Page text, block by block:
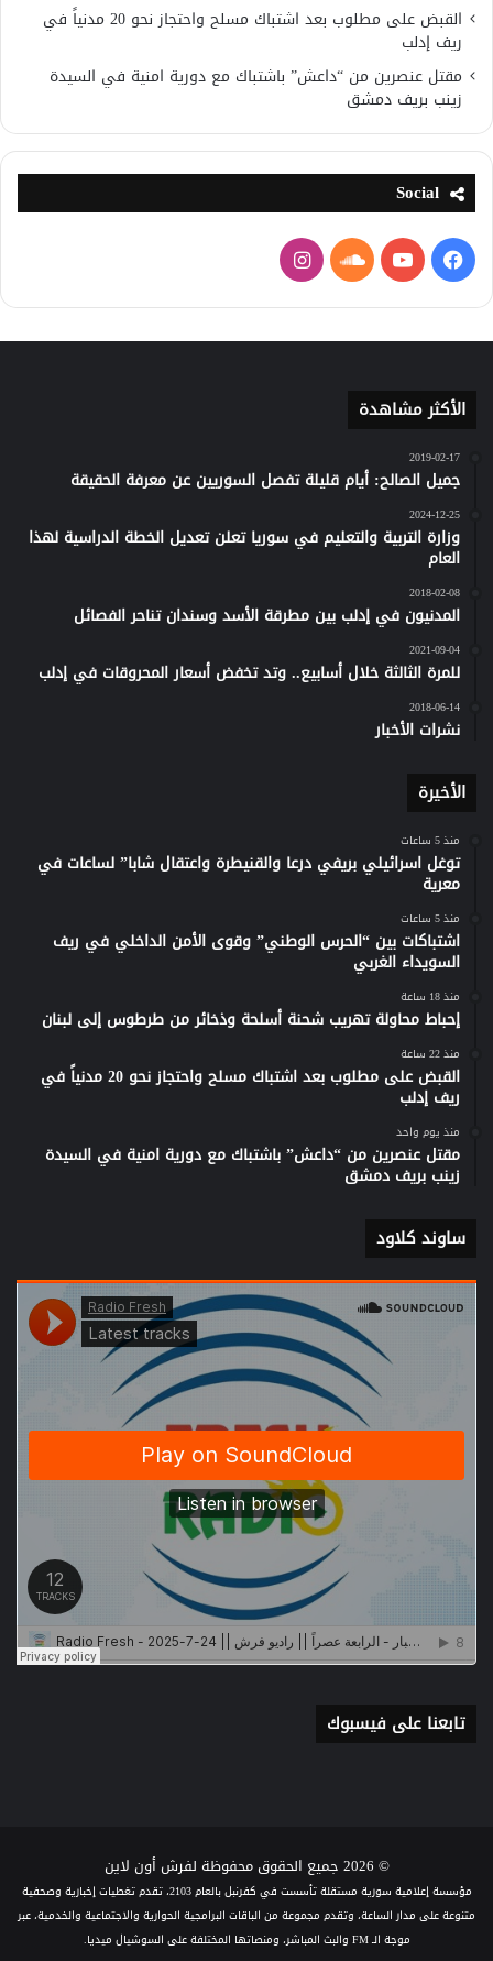
القبض على مطلوب بعد اشتباك مسلح واحتجاز نحو 20 مدنياً في
ريف إدلب
مقتل عنصرين من “داعش” باشتباك مع دورية امنية في السيدة
زينب بريف دمشق
Social
فيسبوكيوتيوبساوند
كلاود
انستقرام
الأكثر مشاهدة
2019-02-17
جميل الصالح: أيام قليلة تفصل السوريين عن معرفة الحقيقة
2024-12-25
وزارة التربية والتعليم في سوريا تعلن تعديل الخطة الدراسية لهذا
العام
2018-02-08
المدنيون في إدلب بين مطرقة الأسد وسندان تناحر الفصائل
2021-09-04
للمرة الثالثة خلال أسابيع.. وتد تخفض أسعار المحروقات في إدلب
2018-06-14
نشرات الأخبار
الأخيرة
منذ 5 ساعات
توغل اسرائيلي بريفي درعا والقنيطرة واعتقال شابا” لساعات في
معرية
منذ 5 ساعات
اشتباكات بين “الحرس الوطني” وقوى الأمن الداخلي في ريف
السويداء الغربي
منذ 18 ساعة
إحباط محاولة تهريب شحنة أسلحة وذخائر من طرطوس إلى لبنان
منذ 22 ساعة
القبض على مطلوب بعد اشتباك مسلح واحتجاز نحو 20 مدنياً في
ريف إدلب
منذ يوم واحد
مقتل عنصرين من “داعش” باشتباك مع دورية امنية في السيدة
زينب بريف دمشق
ساوند كلاود
تابعنا على فيسبوك
© 2026 جميع الحقوق محفوظة لفرش أون لاين
مؤسسة إعلامية سورية مستقلة تأسست في كفرنبل بالعام 2103، تقدم تغطيات إخبارية وصحفية
متنوعة على مدار الساعة، وتقدم مجموعة من الباقات البرامجية الحوارية والاجتماعية والخدمية، عبر
موجة الـ FM والبث المباشر، ومنصاتها المختلفة على السوشيال ميديا.